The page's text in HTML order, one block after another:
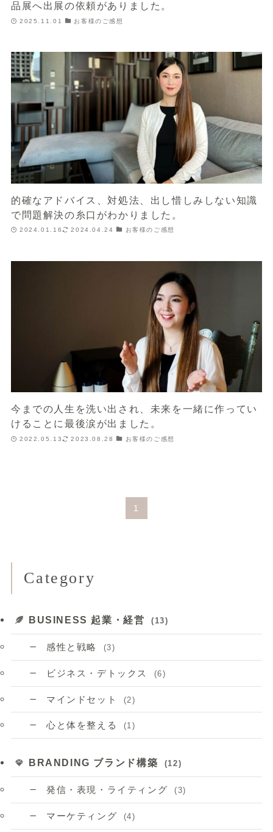
品展へ出展の依頼がありました。
2025.11.01 お客様のご感想
的確なアドバイス、対処法、出し惜しみしない知識
で問題解決の糸口がわかりました。
2024.01.16 2024.04.24 お客様のご感想
今までの人生を洗い出され、未来を一緒に作ってい
けることに最後涙が出ました。
2022.05.13 2023.08.28 お客様のご感想
1
Category
BUSINESS 起業・経営 (13)
感性と戦略 (3)
ビジネス・デトックス (6)
マインドセット (2)
心と体を整える (1)
BRANDING ブランド構築 (12)
発信・表現・ライティング (3)
マーケティング (4)